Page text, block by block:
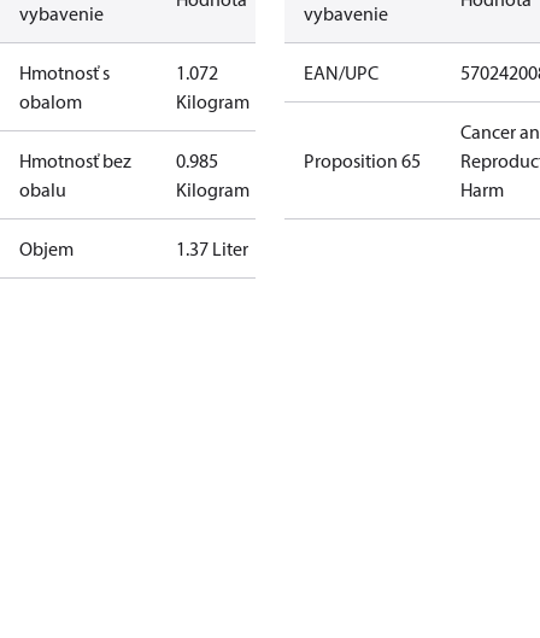
vybavenie
Hmotnosť s
obalom
1.072
Kilogram
Hmotnosť bez
obalu
0.985
Kilogram
Objem 1.37 Liter
vybavenie
EAN/UPC
Proposition 65
Cancer
Harm